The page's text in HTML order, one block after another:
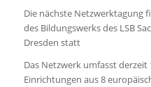
Die nächste Netzwerktagung
des Bildungswerks des LSB
Dresden statt
Das Netzwerk umfasst
Einrichtungen aus 8